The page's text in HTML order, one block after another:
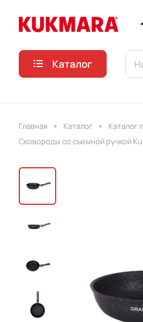
Каталог
Главная Каталог Каталог
Сковороды со съемной ручкой